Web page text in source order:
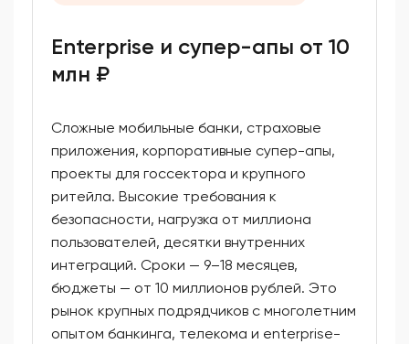
Enterprise и супер-апы от 10
млн ₽
Сложные мобильные банки, страховые
приложения, корпоративные супер-апы,
проекты для госсектора и крупного
ритейла. Высокие требования к
безопасности, нагрузка от миллиона
пользователей, десятки внутренних
интеграций. Сроки — 9–18 месяцев,
бюджеты — от 10 миллионов рублей. Это
рынок крупных подрядчиков с многолетним
опытом банкинга, телекома и enterprise-